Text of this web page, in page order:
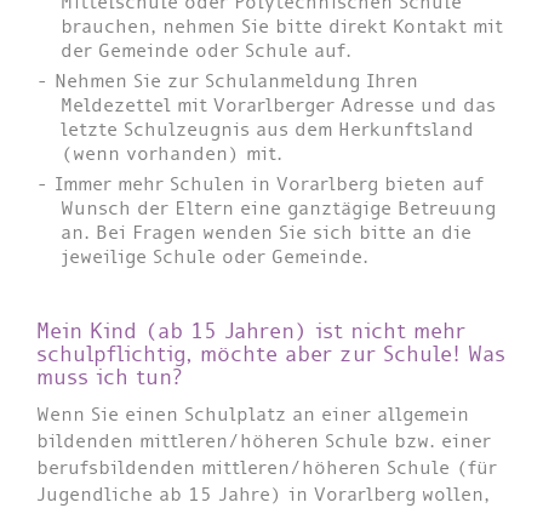
brauchen, nehmen Sie bitte direkt Kontakt mit
der Gemeinde oder Schule auf.
Nehmen Sie zur Schulanmeldung Ihren
Meldezettel mit Vorarlberger Adresse und das
letzte Schulzeugnis aus dem Herkunftsland
(wenn vorhanden) mit.
Immer mehr Schulen in Vorarlberg bieten auf
Wunsch der Eltern eine ganztägige Betreuung
an. Bei Fragen wenden Sie sich bitte an die
jeweilige Schule oder Gemeinde.
Mein Kind (ab 15 Jahren) ist nicht mehr
schulpflichtig, möchte aber zur Schule! Was
muss ich tun?
Wenn Sie einen Schulplatz an einer allgemein
bildenden mittleren/höheren Schule bzw. einer
berufsbildenden mittleren/höheren Schule (für
Jugendliche ab 15 Jahre) in Vorarlberg wollen,